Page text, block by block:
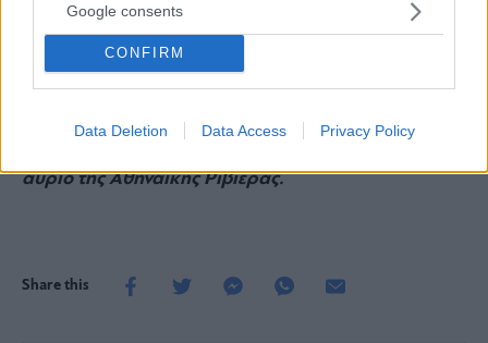
Google consents
CONFIRM
Data Deletion Data Access Privacy Policy
περιοχή».
Το άρθρο δημοσιεύτηκε στο περιοδικό “White
αύριο της Αθηναϊκής Ριβιέρας.
Share this